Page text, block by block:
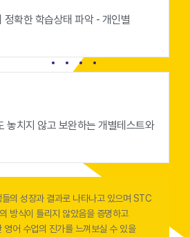
정확한 학습상태 파악 - 개인별
놓치지 않고 보완하는 개별테스트와
의 성장과 결과로 나타나고 있으며 STC
방식이 틀리지 않았음을 증명하고
영어 수업의 진가를 느껴보실 수 있을